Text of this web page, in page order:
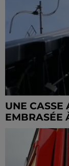
UNE CASSE
EMBRASÉE